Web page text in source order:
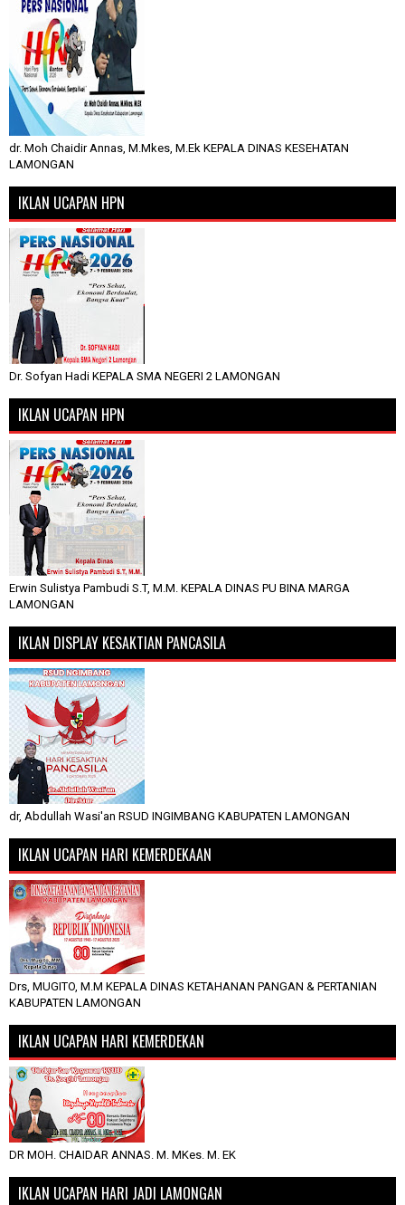
dr. Moh Chaidir Annas, M.Mkes, M.Ek KEPALA DINAS KESEHATAN
LAMONGAN
IKLAN UCAPAN HPN
Dr. Sofyan Hadi KEPALA SMA NEGERI 2 LAMONGAN
IKLAN UCAPAN HPN
Erwin Sulistya Pambudi S.T, M.M. KEPALA DINAS PU BINA MARGA
LAMONGAN
IKLAN DISPLAY KESAKTIAN PANCASILA
dr, Abdullah Wasi'an RSUD INGIMBANG KABUPATEN LAMONGAN
IKLAN UCAPAN HARI KEMERDEKAAN
Drs, MUGITO, M.M KEPALA DINAS KETAHANAN PANGAN & PERTANIAN
KABUPATEN LAMONGAN
IKLAN UCAPAN HARI KEMERDEKAN
DR MOH. CHAIDAR ANNAS. M. MKes. M. EK
IKLAN UCAPAN HARI JADI LAMONGAN